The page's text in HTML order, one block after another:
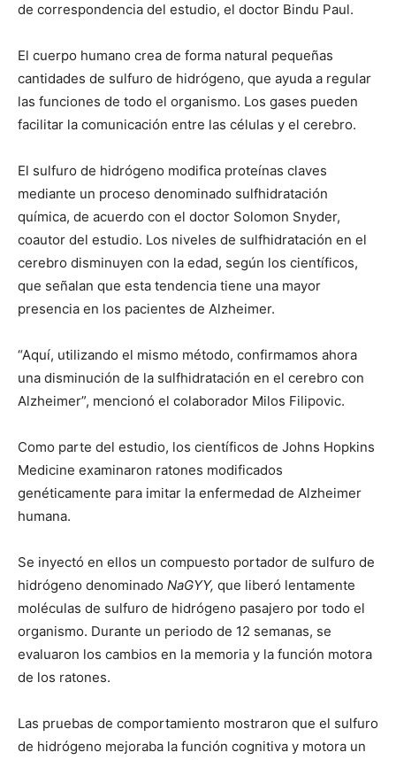
de correspondencia del estudio, el doctor Bindu Paul.
El cuerpo humano crea de forma natural pequeñas
cantidades de sulfuro de hidrógeno, que ayuda a regular
las funciones de todo el organismo. Los gases pueden
facilitar la comunicación entre las células y el cerebro.
El sulfuro de hidrógeno modifica proteínas claves
mediante un proceso denominado sulfhidratación
química, de acuerdo con el doctor Solomon Snyder,
coautor del estudio. Los niveles de sulfhidratación en el
cerebro disminuyen con la edad, según los científicos,
que señalan que esta tendencia tiene una mayor
presencia en los pacientes de Alzheimer.
“Aquí, utilizando el mismo método, confirmamos ahora
una disminución de la sulfhidratación en el cerebro con
Alzheimer”, mencionó el colaborador Milos Filipovic.
Como parte del estudio, los científicos de Johns Hopkins
Medicine examinaron ratones modificados
genéticamente para imitar la enfermedad de Alzheimer
humana.
Se inyectó en ellos un compuesto portador de sulfuro de
hidrógeno denominado NaGYY, que liberó lentamente
moléculas de sulfuro de hidrógeno pasajero por todo el
organismo. Durante un periodo de 12 semanas, se
evaluaron los cambios en la memoria y la función motora
de los ratones.
Las pruebas de comportamiento mostraron que el sulfuro
de hidrógeno mejoraba la función cognitiva y motora un